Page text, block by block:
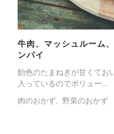
牛肉、マッシュルーム
ンパイ
飴色のたまねぎが甘くてお
入っているのでボリュー...
肉のおかず
野菜のおかず